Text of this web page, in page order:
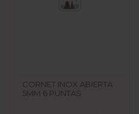
CORNET INOX ABIERTA
5MM 6 PUNTAS